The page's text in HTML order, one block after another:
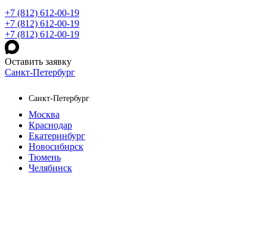
+7 (812) 612-00-19
+7 (812) 612-00-19
+7 (812) 612-00-19
Оставить заявку
Санкт-Петербург
Санкт-Петербург
Москва
Краснодар
Екатеринбург
Новосибирск
Тюмень
Челябинск